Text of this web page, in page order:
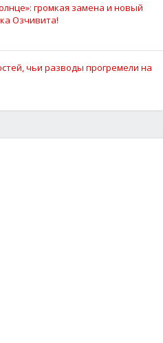
громкая замена и новый
Озчивита!
чьи разводы прогремели на